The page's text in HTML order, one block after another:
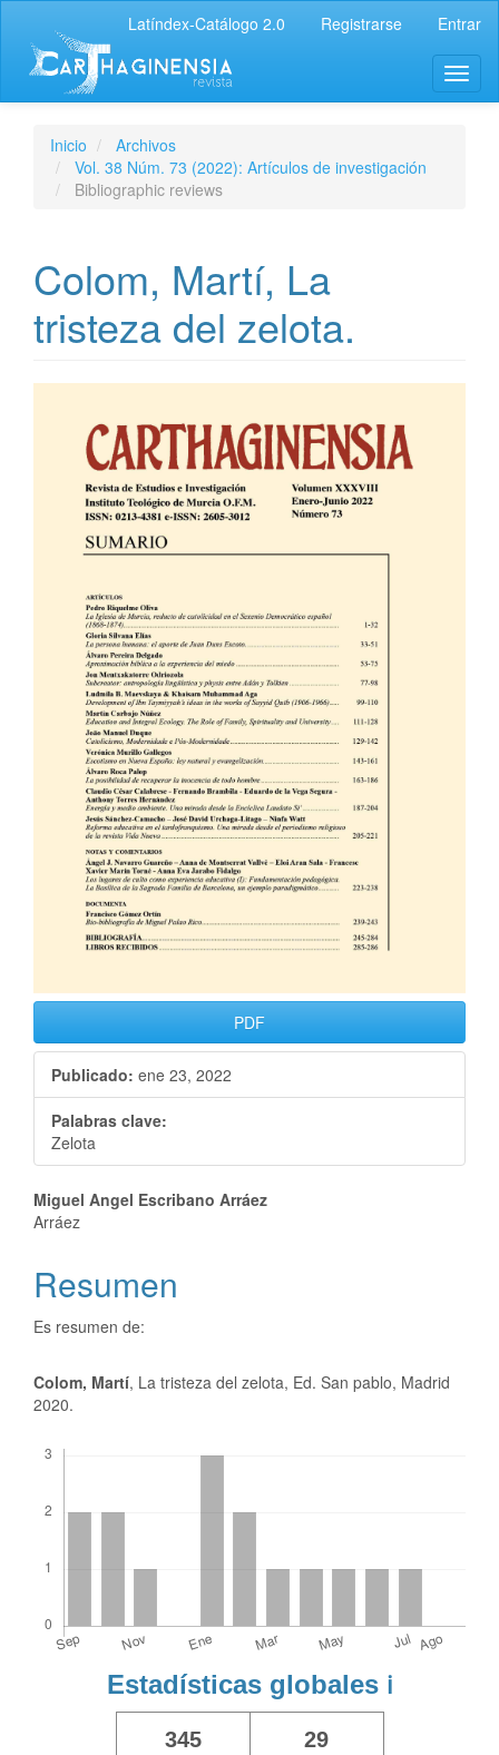
Latíndex-Catálogo 2.0 Registrarse Entrar
Inicio
Archivos
Vol. 38 Núm. 73 (2022): Artículos de investigación
Bibliographic reviews
Colom, Martí, La
tristeza del zelota.
PDF
Publicado: ene 23, 2022
Palabras clave:
Zelota
Miguel Angel Escribano Arráez
Arráez
Resumen
Es resumen de:
Colom, Martí, La tristeza del zelota, Ed. San pablo, Madrid
2020.
Estadísticas globales ℹ️
345 29